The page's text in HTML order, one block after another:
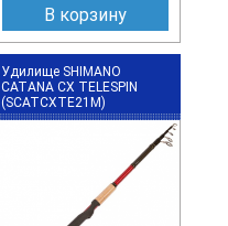
В корзину
Удилище SHIMANO
CATANA CX TELESPIN
(SCATCXTE21M)